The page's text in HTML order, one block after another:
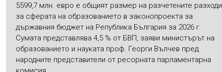
5599,7 млн. евро е общият размер на разчетените разходи
за сферата на образованието в законопроекта за
държавния бюджет на Република България за 2026 г.
Сумата представлява 4,5 % от БВП, заяви министърът на
образованието и науката проф. Георги Вълчев пред
народните представители от ресорната парламентарна